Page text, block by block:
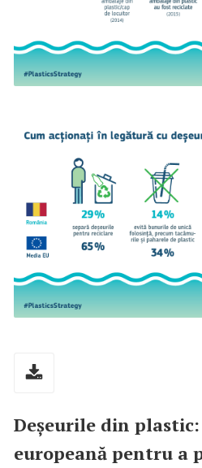
Deșeurile din
europeană pentru a